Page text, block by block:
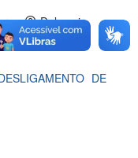
Delzumir
DE